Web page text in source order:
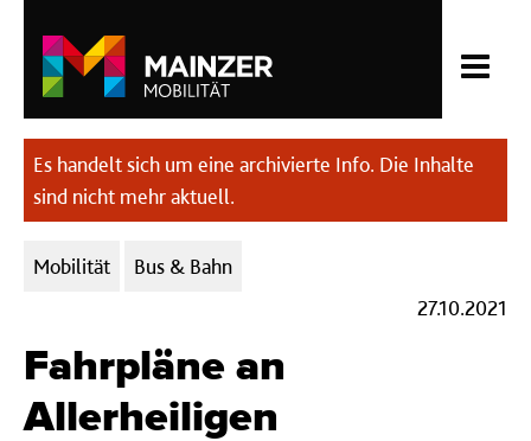
Es handelt sich um eine archivierte Info. Die Inhalte
sind nicht mehr aktuell.
Kategorien:
Mobilität
Bus & Bahn
27.10.2021
Fahrpläne an
Allerheiligen